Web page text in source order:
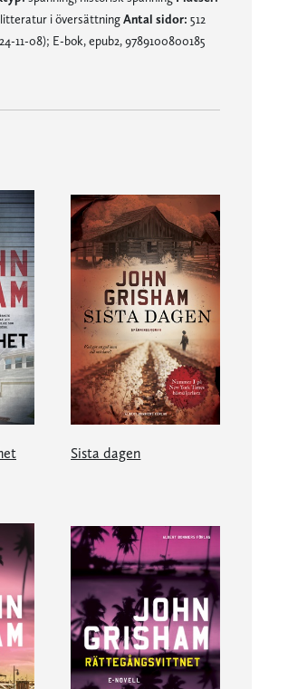
i översättningAntal sidor: 512
11-08); E-bok, epub2, 9789100800185
Sista dagen